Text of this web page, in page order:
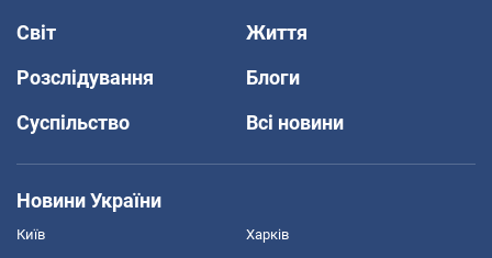
Світ
Життя
Розслідування
Блоги
Суспільство
Всі новини
Новини України
Київ Харків